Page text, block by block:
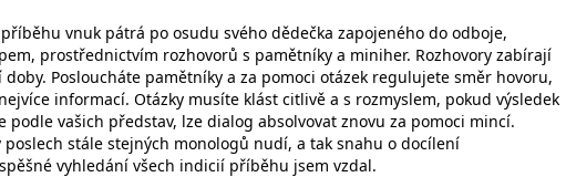
vnuk pátrá po osudu svého dědečka zapojeného do odboje,
prostřednictvím rozhovorů s pamětníky a miniher. Rozhovory zabírají
Posloucháte pamětníky a za pomoci otázek regulujete směr hovoru,
informací. Otázky musíte klást citlivě a s rozmyslem, pokud výsledek
podle vašich představ, lze dialog absolvovat znovu za pomoci mincí.
poslech stále stejných monologů nudí, a tak snahu o docílení
vyhledání všech indicií příběhu jsem vzdal.